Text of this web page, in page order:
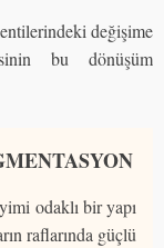
değişime
bu dönüşüm
odaklı bir yapı
raflarında güçlü